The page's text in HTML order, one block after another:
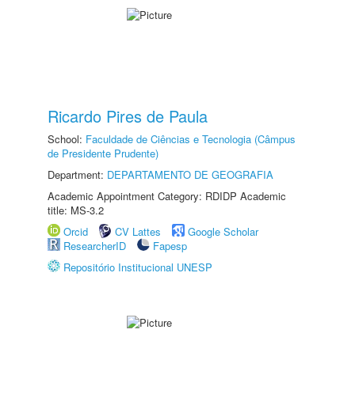
Ricardo Pires de Paula
School: Faculdade de Ciências e Tecnologia (Câmpus
de Presidente Prudente)
Department: DEPARTAMENTO DE GEOGRAFIA
Academic Appointment Category: RDIDP Academic
title: MS-3.2
Orcid
CV Lattes
Google Scholar
ResearcherID
Fapesp
Repositório Institucional UNESP